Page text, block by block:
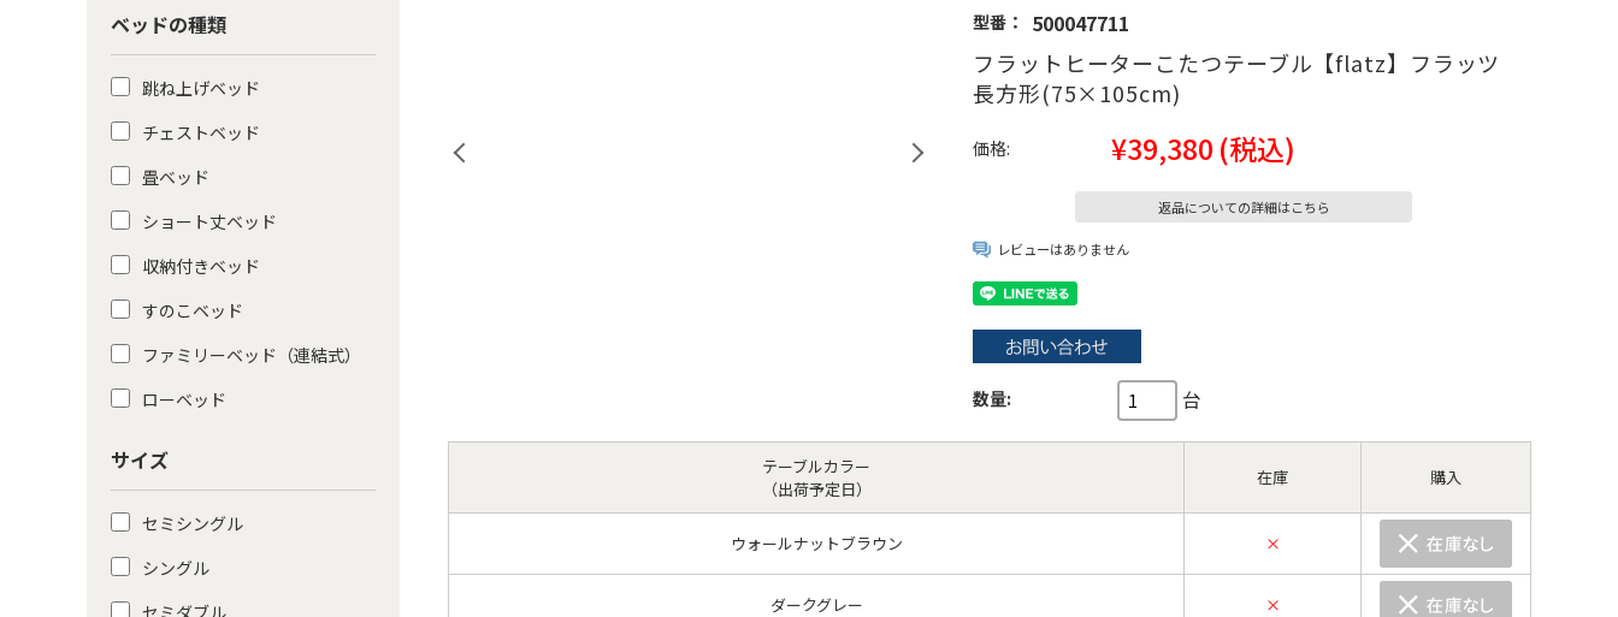
型番： 500047711
フラットヒーターこたつテーブル【flatz】フラッツ
長方形(75×105cm)
価格: ¥39,380 (税込)
返品についての詳細はこちら
レビューはありません
数量: 台
テーブルカラー
（出荷予定日）
在庫 購入
ウォールナットブラウン ×
ダークグレー ×
ベッドの種類
跳ね上げベッド
チェストベッド
畳ベッド
ショート丈ベッド
収納付きベッド
すのこベッド
ファミリーベッド（連結式）
ローベッド
サイズ
セミシングル
シングル
セミダブル